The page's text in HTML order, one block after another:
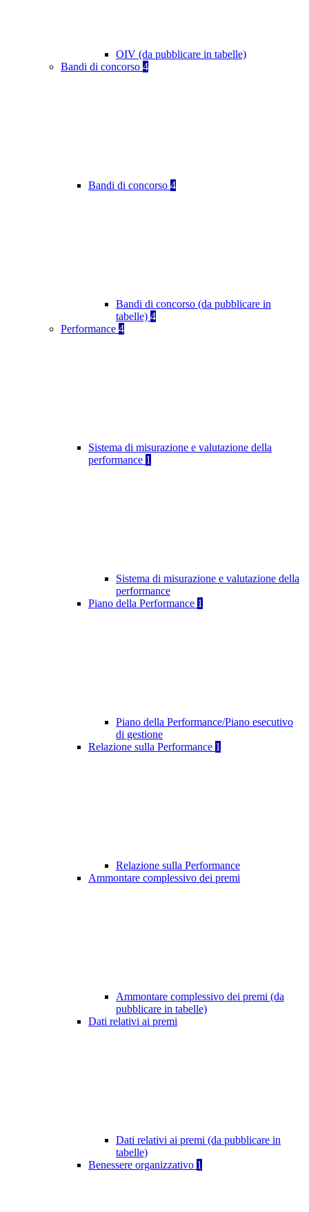
OIV (da pubblicare in tabelle)
Bandi di concorso 4
Bandi di concorso 4
Bandi di concorso (da pubblicare in
tabelle) 4
Performance 4
Sistema di misurazione e valutazione della
performance 1
Sistema di misurazione e valutazione della
performance
Piano della Performance 1
Piano della Performance/Piano esecutivo
di gestione
Relazione sulla Performance 1
Relazione sulla Performance
Ammontare complessivo dei premi
Ammontare complessivo dei premi (da
pubblicare in tabelle)
Dati relativi ai premi
Dati relativi ai premi (da pubblicare in
tabelle)
Benessere organizzativo 1